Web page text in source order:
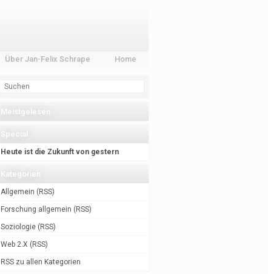
Home
Über Jan-Felix Schrape
Meistgelesen
Special
Heute ist die Zukunft von gestern
Kategorien
Allgemein ( RSS)
Forschung allgemein ( RSS)
Soziologie( RSS)
Web 2.X ( RSS)
RSS zu allen Kategorien